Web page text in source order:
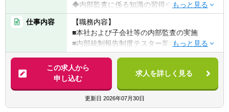
◆内部監査に係る知識の習得や能力の研鑽を
厭わない方
＜歓迎条件＞
■下記いずれかのご経験
・金融機関での内部監査経験
・金融機関でのリスク管理部門での業務経験
・監査法人での監査・アドバイザリー業務経
験
■公認内部監査人 (CIA) 、公認情報システム
仕事内容
【職務内容】
■本社および子会社等の内部監査の実施
■内部統制報告制度テスター業務
■部や課横断の業務改善プロジェクト等への
参画
※部内に企画品質管理業務やデータ分析業務
を行う課もあり、部内異動でこれらの業務を
担当することもできます。
この求人から
申し込む
求人を詳しく見る
更新日 2026年07月30日